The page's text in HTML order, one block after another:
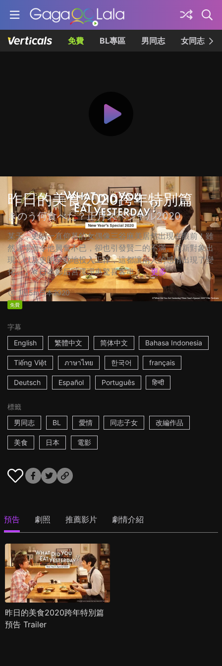
免費 BL專區 男同志 女同志
昨日的美食2020跨年特別篇
きのう何食べた？正月スペシャル2020
某天，史朗一直仰慕的女偶像三谷麻美居然出現在眼前！雖
然這場面令他興奮不已，卻也引發賢二的不滿。而新對象出
現，以及史朗辛勤地投入工作，這都讓兩人的感情出現了變
化…… ☆日本影后宮澤理惠驚喜客串！... 更多
1h15m日本2020
免費
字幕
English
繁體中文 简体中文 Bahasa Indonesia
Tiếng Việt ภาษาไทย 한국어 français
Deutsch Español Português हिन्दी
標籤
男同志
BL 愛情 同志子女 改編作品
美食 日本 電影
預告 劇照 推薦影片 劇情介紹
昨日的美食2020跨年特別篇
預告 Trailer